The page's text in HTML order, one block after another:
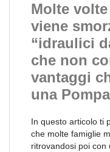
Molte
viene
“idraulici
che non
vantaggi
una
In questo articolo ti
che molte famiglie
ritrovandosi poi con